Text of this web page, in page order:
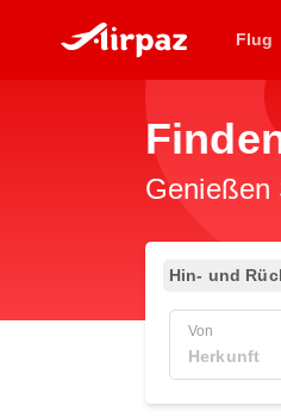
Flug
Genießen
Hin- und
Von